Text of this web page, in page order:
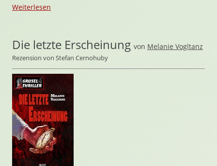
Weiterlesen
Die letzte Erscheinung von Melanie Vogltanz
Rezension von Stefan Cernohuby